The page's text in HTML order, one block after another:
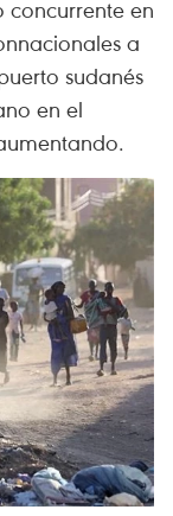
concurrente en
a
sudanés
en el